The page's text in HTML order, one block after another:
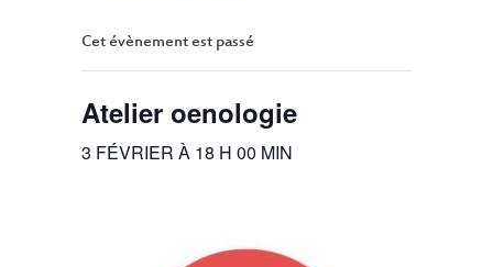
Cet évènement est passé
Atelier oenologie
3 FÉVRIER À 18 H 00 MIN